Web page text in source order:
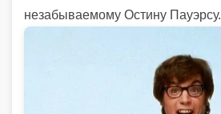
незабываемому Остину Пауэрсу.